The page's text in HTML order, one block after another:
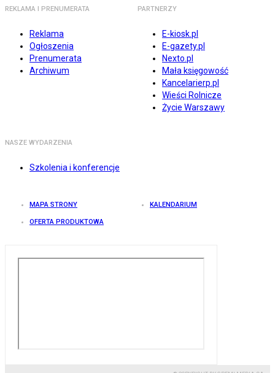
REKLAMA I PRENUMERATA
Reklama
Ogłoszenia
Prenumerata
Archiwum
PARTNERZY
E-kiosk.pl
E-gazety.pl
Nexto.pl
Mała księgowość
Kancelarierp.pl
Wieści Rolnicze
Życie Warszawy
NASZE WYDARZENIA
Szkolenia i konferencje
MAPA STRONY KALENDARIUM
OFERTA PRODUKTOWA